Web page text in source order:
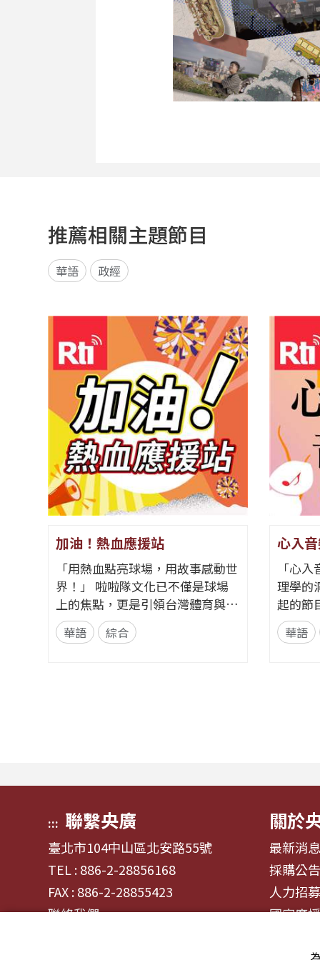
推薦相關主題節目
華語 政經
加油！熱血應援站
「用熱血點亮球場，用故事感動世
界！」 啦啦隊文化已不僅是球場
上的焦點，更是引領台灣體育與娛
樂走向國際的獨特軟實力。全新節
目《加油！熱血應援站》，由香港
華語 綜合
心入
「心
理學的
起的節
歌，更
理線索。 節目從心理學
華語
::: 聯繫央廣
臺北市104中山區北安路55號
TEL : 886-2-28856168
FAX : 886-2-28855423
聯絡我們
關於
最新消
採購公
人力招
國家廣